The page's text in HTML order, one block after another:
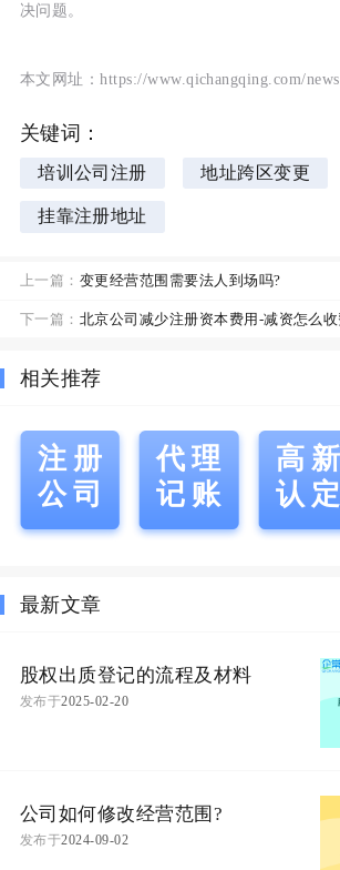
决问题。
本文网址：https://www.qichangqing.com/
关键词：
培训公司注册 地址跨区变更
挂靠注册地址
上一篇： 变更经营范围需要法人到场吗?
下一篇： 北京公司减少注册资本费用-减资怎么收
相关推荐
注册
公司
代理
记账
高新
认定
最新文章
股权出质登记的流程及材料
发布于2025-02-20
公司如何修改经营范围?
发布于2024-09-02